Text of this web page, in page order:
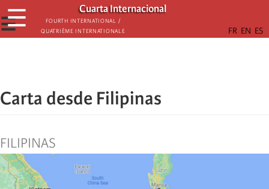
Skip
to
main
Cuarta Internacional
Fourth International /
Quatrième internationale
☰
☰
Carta desde Filipinas
FILIPINAS